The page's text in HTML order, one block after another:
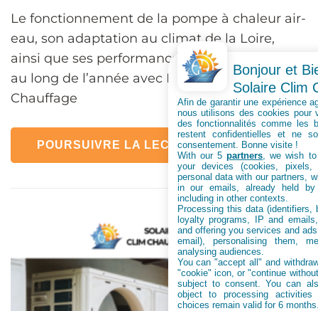
Le fonctionnement de la pompe à chaleur air-
eau, son adaptation au climat de la Loire,
ainsi que ses performances énergétiques tout
au long de l’année avec Loire Solaire Clim
Chauffage
POURSUIVRE LA LECTURE
Bonjour et
Solaire Clim
Afin de garantir une expérience
nous utilisons des cookies pour
des fonctionnalités comme les
restent confidentielles et ne
consentement. Bonne visite !
With our 5partners, we wish to
your devices (cookies,
personal data with our partners,
in our emails, already held
including in other contexts.
Processing this data (identifiers,
loyalty programs, IP and
and offering you services and
email), personalising them,
analysing audiences.
You can "accept all" and
"cookie" icon, or "continue
subject to consent. You can
object to processing
choices remain valid for 6